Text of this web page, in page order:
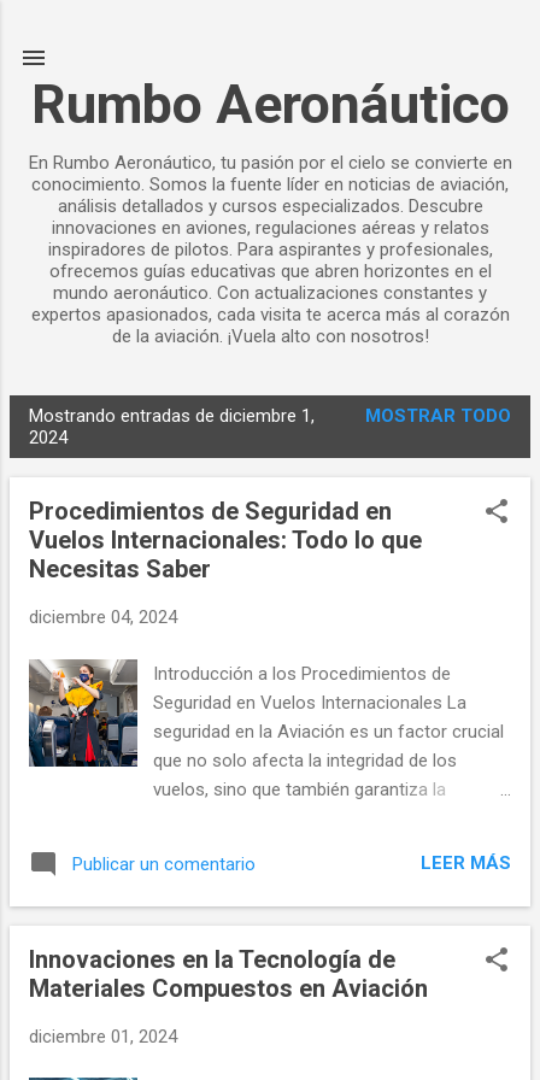
Rumbo Aeronáutico
En Rumbo Aeronáutico, tu pasión por el cielo se convierte en
conocimiento. Somos la fuente líder en noticias de aviación,
análisis detallados y cursos especializados. Descubre
innovaciones en aviones, regulaciones aéreas y relatos
inspiradores de pilotos. Para aspirantes y profesionales,
ofrecemos guías educativas que abren horizontes en el
mundo aeronáutico. Con actualizaciones constantes y
expertos apasionados, cada visita te acerca más al corazón
de la aviación. ¡Vuela alto con nosotros!
n
Mostrando entradas de diciembre 1,
2024
MOSTRAR TODO
Procedimientos de Seguridad en
Vuelos Internacionales: Todo lo que
Necesitas Saber
diciembre 04, 2024
Introducción a los Procedimientos de
Seguridad en Vuelos Internacionales La
seguridad en la Aviación es un factor crucial
que no solo afecta la integridad de los
vuelos, sino que también garantiza la
seguridad se han vuelto más complejas y
variadas, comprender los procedimientos de
esencial para todos los viajeros. Este
artículo profundizará en la importancia de
panorama detallado de las normativas
Publicar un comentario LEER MÁS
Innovaciones en la Tecnología de
Materiales Compuestos en Aviación
diciembre 01, 2024